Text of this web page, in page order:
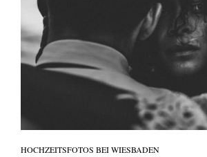
HOCHZEITSFOTOS BEI WIESBADEN